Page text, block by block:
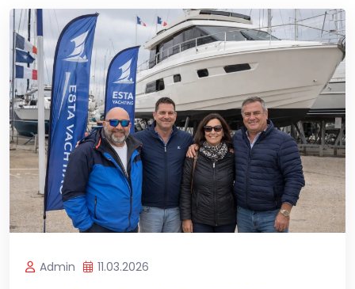
Admin 11.03.2026